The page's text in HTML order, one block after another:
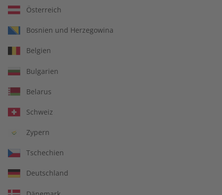
Jahrgang 2025
€ 69,90
Österreich
Bosnien und Herzegowina
Belgien
Bulgarien
Belarus
Schweiz
Zypern
Tschechien
Deutschland